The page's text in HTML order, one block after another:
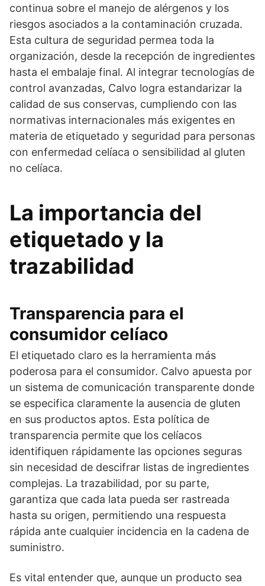
continua sobre el manejo de alérgenos y los
riesgos asociados a la contaminación cruzada.
Esta cultura de seguridad permea toda la
organización, desde la recepción de ingredientes
hasta el embalaje final. Al integrar tecnologías de
control avanzadas, Calvo logra estandarizar la
calidad de sus conservas, cumpliendo con las
normativas internacionales más exigentes en
materia de etiquetado y seguridad para personas
con enfermedad celíaca o sensibilidad al gluten
no celíaca.
La importancia del
etiquetado y la
trazabilidad
Transparencia para el
consumidor celíaco
El etiquetado claro es la herramienta más
poderosa para el consumidor. Calvo apuesta por
un sistema de comunicación transparente donde
se especifica claramente la ausencia de gluten
en sus productos aptos. Esta política de
transparencia permite que los celíacos
identifiquen rápidamente las opciones seguras
sin necesidad de descifrar listas de ingredientes
complejas. La trazabilidad, por su parte,
garantiza que cada lata pueda ser rastreada
hasta su origen, permitiendo una respuesta
rápida ante cualquier incidencia en la cadena de
suministro.
Es vital entender que, aunque un producto sea